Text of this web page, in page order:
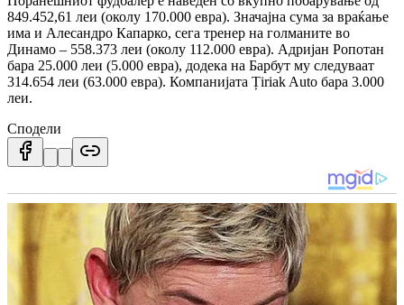
849.452,61 леи (околу 170.000 евра). Значајна сума за враќање
има и Алесандро Капарко, сега тренер на голманите во
Динамо – 558.373 леи (околу 112.000 евра). Адријан Ропотан
бара 25.000 леи (5.000 евра), додека на Барбут му следуваат
314.654 леи (63.000 евра). Компанијата Țiriak Auto бара 3.000
леи.
Сподели